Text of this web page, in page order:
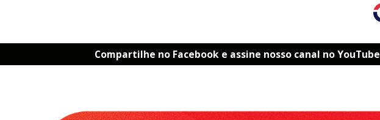
Compartilhe no Facebook e assine nosso canal no YouTube